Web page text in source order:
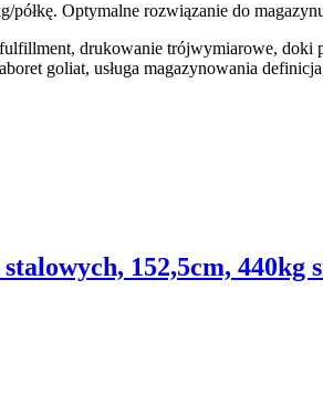
półkę. Optymalne rozwiązanie do
drukowanie trójwymiarowe, doki
goliat, usługa magazynowania
152,5cm, 440kg